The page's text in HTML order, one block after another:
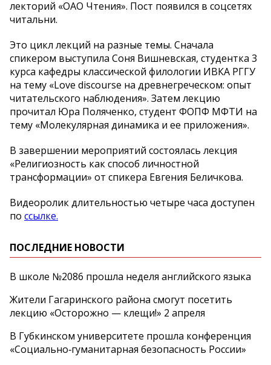
лекторий «ОАО Чтения». Пост появился в соцсетях
читальни.
Это цикл лекций на разные темы. Сначала
спикером выступила Соня Вишневская, студентка 3
курса кафедры классической филологии ИВКА РГГУ
на тему «Love discourse на древнегреческом: опыт
читательского наблюдения». Затем лекцию
прочитал Юра Поляченко, студент ФОПФ МФТИ на
тему «Молекулярная динамика и ее приложения».
В завершении мероприятий состоялась лекция
«Религиозность как способ личностной
трансформации» от спикера Евгения Беличкова.
Видеоролик длительностью четыре часа доступен
по ссылке.
ПОСЛЕДНИЕ НОВОСТИ
В школе №2086 прошла неделя английского языка
Жители Гагаринского района смогут посетить
лекцию «Осторожно — клещи!» 2 апреля
В Губкинском университете прошла конференция
«Социально‑гуманитарная безопасность России»